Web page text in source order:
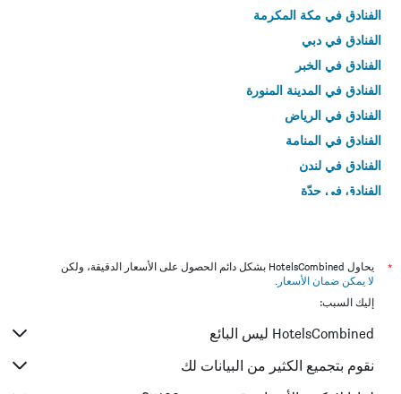
الفنادق في مكة المكرمة
الفنادق في دبي
الفنادق في الخبر
الفنادق في المدينة المنورة
الفنادق في الرياض
الفنادق في المنامة
الفنادق في لندن
الفنادق في جدّة
*
يحاول HotelsCombined بشكل دائم الحصول على الأسعار الدقيقة، ولكن
لا يمكن ضمان الأسعار .
إليك السبب:
HotelsCombined ليس البائع
نقوم بتجميع الكثير من البيانات لك